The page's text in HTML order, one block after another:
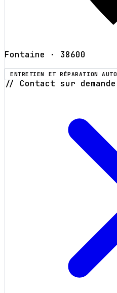
Fontaine · 38600
ENTRETIEN ET RÉPARATION AUTO
// Contact sur demande